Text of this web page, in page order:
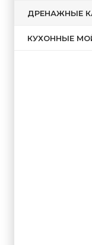
ДРЕНАЖНЫЕ
КУХОННЫЕ